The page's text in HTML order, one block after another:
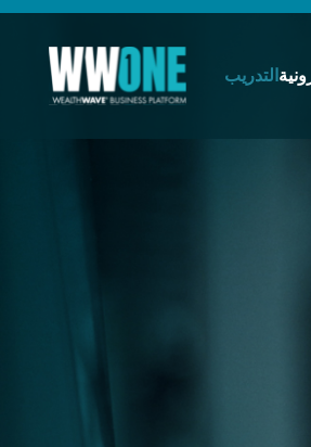
التدريب